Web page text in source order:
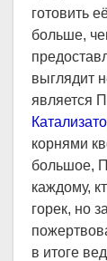
готовить
больше,
выглядит
является
корнями
большое,
каждому,
горек, но
в итоге